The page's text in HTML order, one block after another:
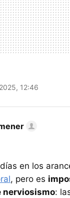
12:46
en los
, pero es
nerviosismo: